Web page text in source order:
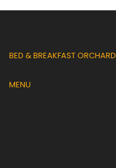
BED & BREAKFAST ORCHARD
MENU